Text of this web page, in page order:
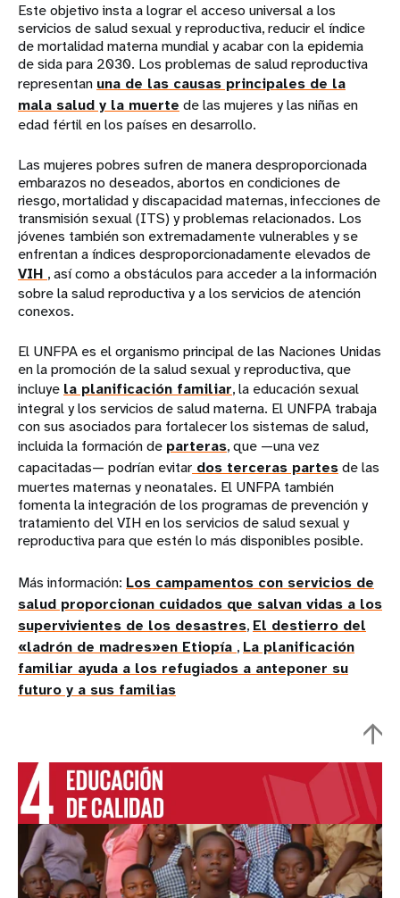
Este objetivo insta a lograr el acceso universal a los
servicios de salud sexual y reproductiva, reducir el índice
de mortalidad materna mundial y acabar con la epidemia
de sida para 2030. Los problemas de salud reproductiva
representan una de las causas principales de la
mala salud y la muerte de las mujeres y las niñas en
edad fértil en los países en desarrollo.
Las mujeres pobres sufren de manera desproporcionada
embarazos no deseados, abortos en condiciones de
riesgo, mortalidad y discapacidad maternas, infecciones de
transmisión sexual (ITS) y problemas relacionados. Los
jóvenes también son extremadamente vulnerables y se
enfrentan a índices desproporcionadamente elevados de
VIH , así como a obstáculos para acceder a la información
sobre la salud reproductiva y a los servicios de atención
conexos.
El UNFPA es el organismo principal de las Naciones Unidas
en la promoción de la salud sexual y reproductiva, que
incluye la planificación familiar, la educación sexual
integral y los servicios de salud materna. El UNFPA trabaja
con sus asociados para fortalecer los sistemas de salud,
incluida la formación de parteras, que —una vez
capacitadas— podrían evitar dos terceras partesde las
muertes maternas y neonatales. El UNFPA también
fomenta la integración de los programas de prevención y
tratamiento del VIH en los servicios de salud sexual y
reproductiva para que estén lo más disponibles posible.
Más información: Los campamentos con servicios de
salud proporcionan cuidados que salvan vidas a los
supervivientes de los desastres, El destierro del
«ladrón de madres»en Etiopía , La planificación
familiar ayuda a los refugiados a anteponer su
futuro y a sus familias